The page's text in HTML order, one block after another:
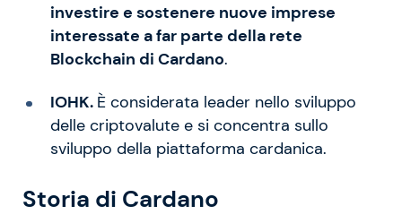
investire e sostenere nuove imprese
interessate a far parte della rete
Blockchain di Cardano.
IOHK. È considerata leader nello sviluppo
delle criptovalute e si concentra sullo
sviluppo della piattaforma cardanica.
Storia di Cardano